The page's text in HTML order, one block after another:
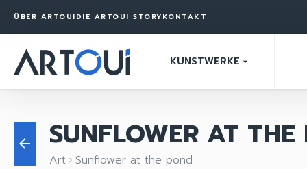
ÜBER ARTOUI DIE ARTOUI STORY KONTAKT
KUNSTWERKE arrow_drop_down
arrow_back SUNFLOWER AT THE
Art keyboard_arrow_right Sunflower at the pond